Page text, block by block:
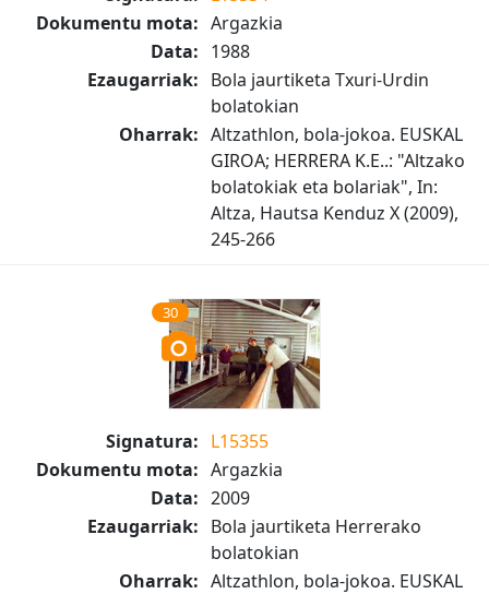
Dokumentu mota: Argazkia
Data: 1988
Ezaugarriak: Bola jaurtiketa Txuri-Urdin
bolatokian
Oharrak: Altzathlon, bola-jokoa. EUSKAL
GIROA; HERRERA K.E..: "Altzako
bolatokiak eta bolariak", In:
Altza, Hautsa Kenduz X (2009),
245-266
30
Signatura: L15355
Dokumentu mota: Argazkia
Data: 2009
Ezaugarriak: Bola jaurtiketa Herrerako
bolatokian
Oharrak: Altzathlon, bola-jokoa. EUSKAL